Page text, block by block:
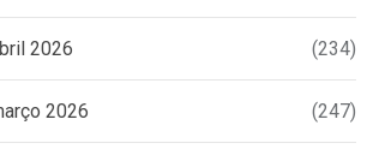
2026 (234)
2026 (247)